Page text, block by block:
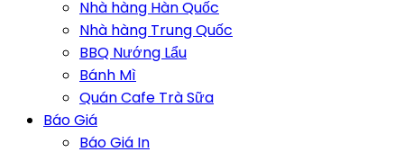
Nhà hàng Hàn Quốc
Nhà hàng Trung Quốc
BBQ Nướng Lẩu
Bánh Mì
Quán Cafe Trà Sữa
Báo Giá
Báo Giá In